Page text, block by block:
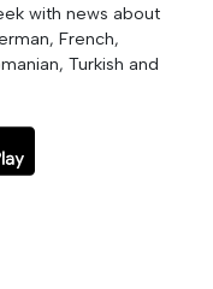
with news about
French,
Turkish and